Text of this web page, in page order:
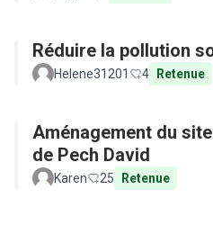
Réduire la pollution
Helene31201 4 Retenue
Aménagement du
de Pech David
Karen 25 Retenue